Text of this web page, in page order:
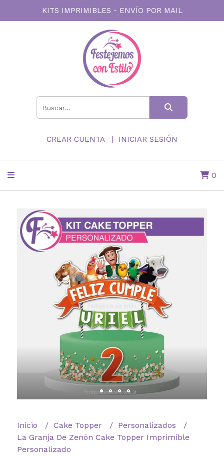
KITS IMPRIMIBLES - ENVÍO POR MAIL
CREAR CUENTA INICIAR SESIÓN
0
Inicio Cake Topper
Personalizados
La Granja De Zenón Cake Topper Imprimible
Personalizado